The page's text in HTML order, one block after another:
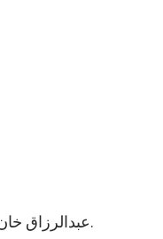
عبدالرزاق خان معاون زندان هلمند به بی‌بی‌سی گفت که نزدیک به هزار زندانی در این زندان اعتصاب غذایی کردند.